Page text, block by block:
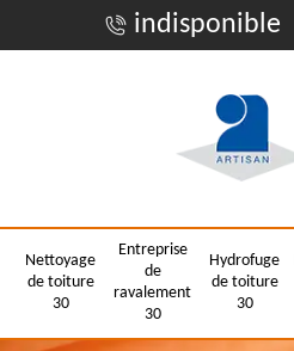
indisponible
Nettoyage
de toiture
30
Entreprise
de
ravalement
30
Hydrofuge
de toiture
30